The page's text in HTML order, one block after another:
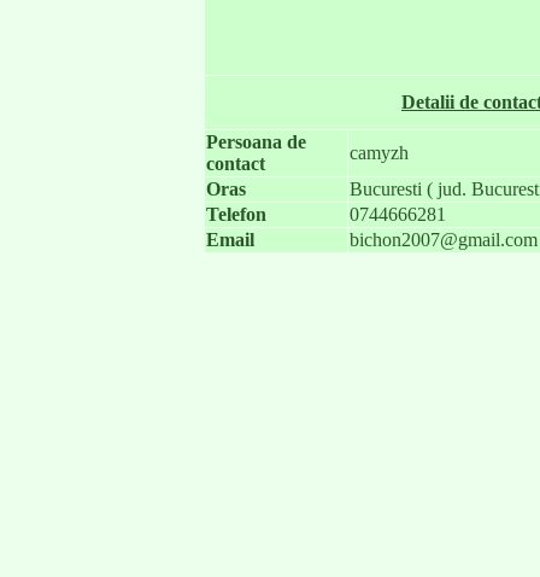
Detalii de
Persoana de
contact
camyzh
Oras
Bucuresti ( jud.
Telefon
0744666281
Email
bichon2007@gmail.com